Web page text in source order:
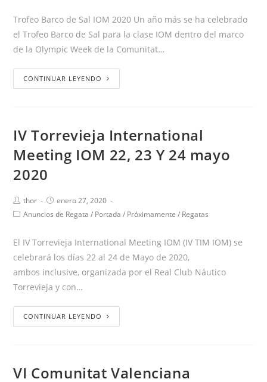
Trofeo Barco de Sal IOM 2020 Un año más se ha celebrado
el Trofeo Barco de Sal para la clase IOM dentro del marco
de la Olympic Week de la Comunitat…
CONTINUAR LEYENDO
IV Torrevieja International
Meeting IOM 22, 23 Y 24 mayo
2020
thor
enero 27, 2020
Anuncios de Regata / Portada / Próximamente / Regatas
El IV Torrevieja International Meeting IOM (IV TIM IOM) se
celebrará los días 22 al 24 de Mayo de 2020,
ambos inclusive, organizada por el Real Club Náutico
Torrevieja y con…
CONTINUAR LEYENDO
VI Comunitat Valenciana